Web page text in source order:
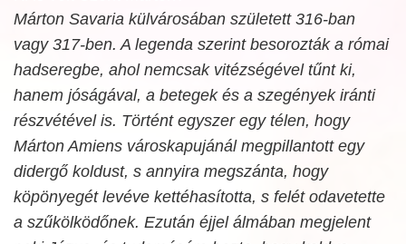
Márton Savaria külvárosában született 316-ban
vagy 317-ben. A legenda szerint besorozták a római
hadseregbe, ahol nemcsak vitézségével tűnt ki,
hanem jóságával, a betegek és a szegények iránti
részvétével is. Történt egyszer egy télen, hogy
Márton Amiens városkapujánál megpillantott egy
didergő koldust, s annyira megszánta, hogy
köpönyegét levéve kettéhasította, s felét odavetette
a szűkölködőnek. Ezután éjjel álmában megjelent